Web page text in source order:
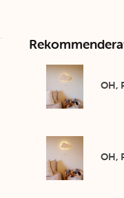
OH,
OH,